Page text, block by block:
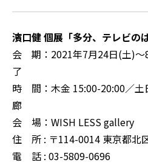
濱口健 個展「多分、テレビの
会 期：2021年7月24日(土)～
了
時 間：木金 15:00-20:00／土
廊
会 場：WISH LESS gallery
住 所 : 〒114-0014 東京都北
電 話 : 03-5809-0696